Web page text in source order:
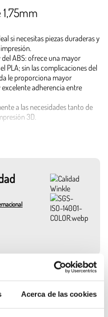
Acerca de las cookies
si necesitas piezas duraderas y
del ABS: ofrece una mayor
PLA; sin las complicaciones del
le proporciona mayor
adherencia entre
a las necesidades tanto de
3D.
que lo convierte en una opción
Filamento PETG se funde
220ºC y 240ºC, asegurando
gran detalle. La cama
elegir según tus necesidades:
proyectos.
o uso profesional.
para impresión 3D
Ana Manchado
Key Account Manager